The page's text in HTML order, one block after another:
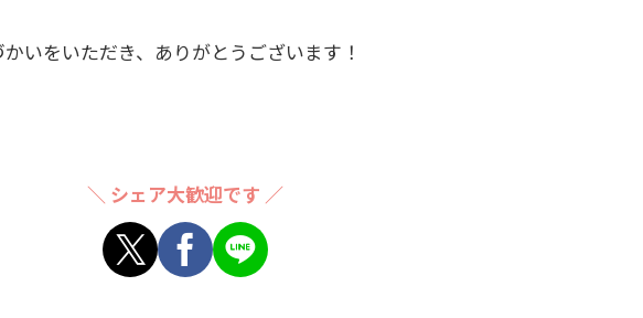
いをいただき、ありがとうございます！
＼ シェア大歓迎です ／